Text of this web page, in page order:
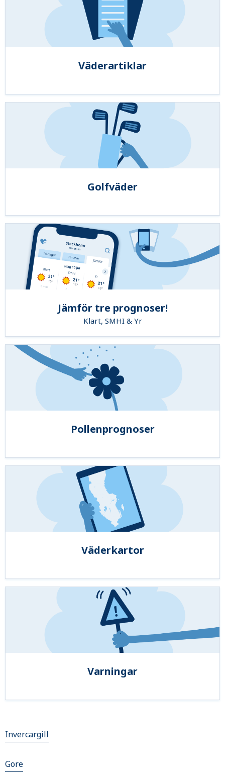
Väderartiklar
Golfväder
Jämför tre prognoser!
Klart, SMHI & Yr
Pollenprognoser
Väderkartor
Varningar
Invercargill
Gore